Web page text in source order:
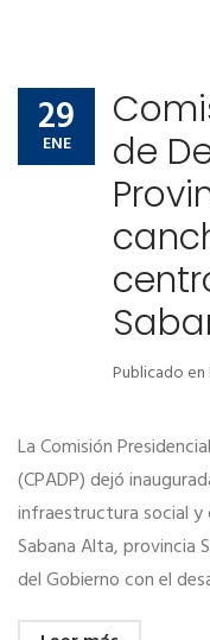
29
ENE
de
Publicado en
La Comisión
(CPADP) dejó
infraestructura social
Sabana Alta, provincia
del Gobierno con el